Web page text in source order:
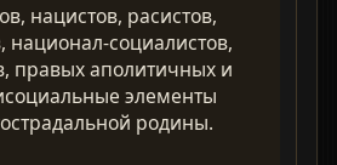
нацистов, расистов,
национал-социалистов,
правых аполитичных и
элементы
родины.